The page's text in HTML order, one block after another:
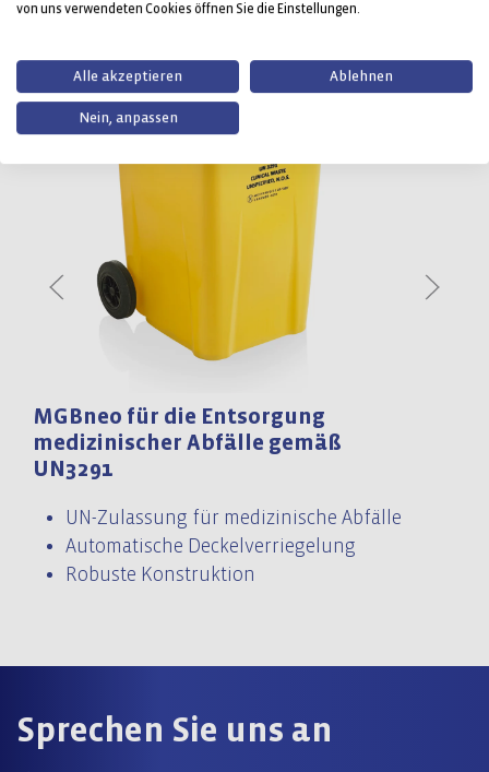
MGBneo für die Entsorgung
medizinischer Abfälle gemäß
UN3291
UN-Zulassung für medizinische Abfälle
Automatische Deckelverriegelung
Robuste Konstruktion
Sprechen Sie uns an
von uns verwendeten Cookies öffnen Sie die Einstellungen.
Alle akzeptieren Ablehnen
Nein, anpassen